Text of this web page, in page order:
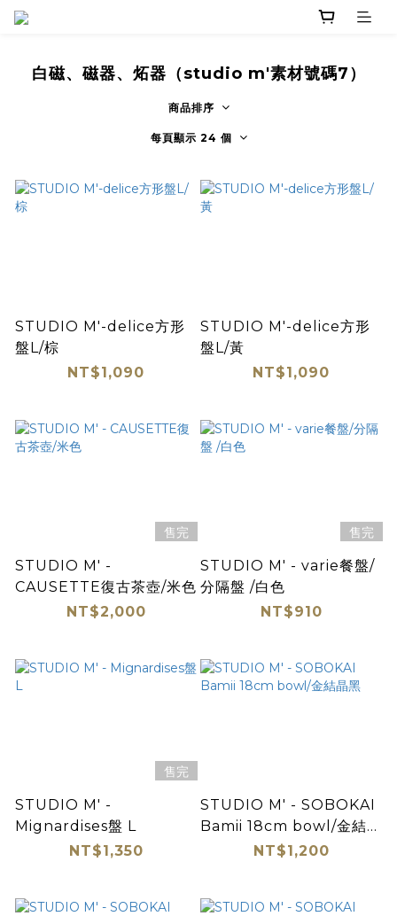
白磁、磁器、炻器（studio m'素材號碼7）
商品排序
每頁顯示 24 個
STUDIO M'-delice方形
盤L/棕
NT$1,090
STUDIO M'-delice方形
盤L/黃
NT$1,090
售完
STUDIO M' -
CAUSETTE復古茶壺/米色
NT$2,000
售完
STUDIO M' - varie餐盤/
分隔盤 /白色
NT$910
售完
STUDIO M' -
Mignardises盤 L
NT$1,350
STUDIO M' - SOBOKAI
Bamii 18cm bowl/金結晶
NT$1,200